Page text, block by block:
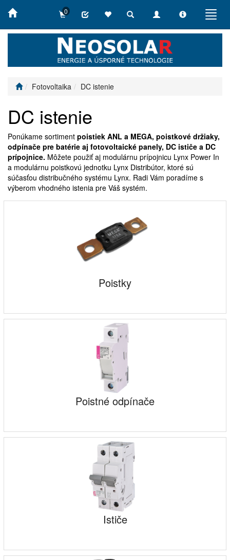
Toggle
Toggle
Toggle
0
Fotovoltaika DC istenie
DC istenie
Ponúkame sortiment poistiek ANL a MEGA, poistkové držiaky,
odpínače pre batérie aj fotovoltaické panely, DC ističe a DC
prípojnice. Môžete použiť aj modulárnu prípojnicu Lynx Power In
a modulárnu poistkovú jednotku Lynx Distribútor, ktoré sú
súčasťou distribučného systému Lynx. Radi Vám poradíme s
výberom vhodného istenia pre Váš systém.
Poistky
Poistné odpínače
Ističe